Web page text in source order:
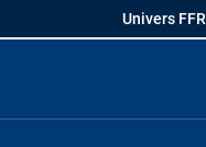
Univers FFR